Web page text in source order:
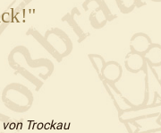
Trockau